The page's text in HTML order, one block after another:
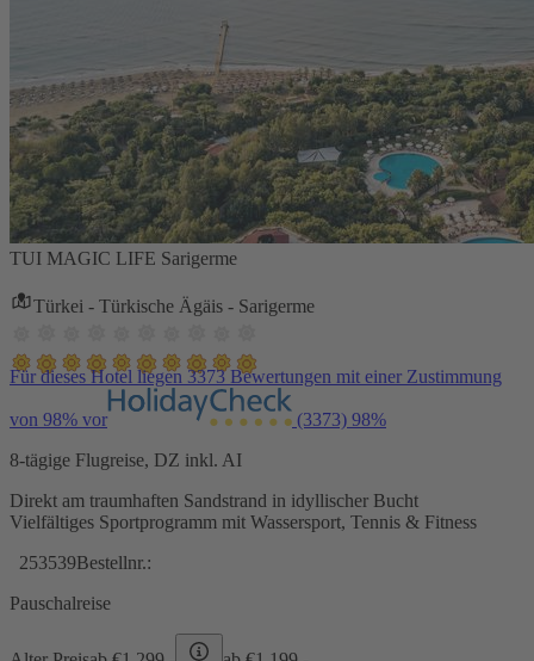
TUI MAGIC LIFE Sarigerme
Türkei - Türkische Ägäis - Sarigerme
Für dieses Hotel liegen 3373 Bewertungen mit einer Zustimmung
von 98% vor (3373) 98%
8-tägige Flugreise, DZ inkl. AI
Direkt am traumhaften Sandstrand in idyllischer Bucht
Vielfältiges Sportprogramm mit Wassersport, Tennis & Fitness
253539Bestellnr.:
Pauschalreise